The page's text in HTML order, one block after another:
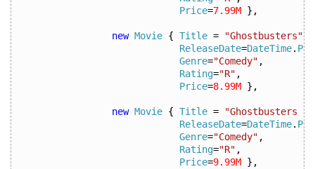
Price=7.99M },
new Movie { Title = "Ghostbusters",
ReleaseDate=DateTime.
Genre="Comedy" ,
Rating="R" ,
Price=8.99M },
new Movie { Title = "Ghostbusters 2"
ReleaseDate=DateTime.
Genre="Comedy" ,
Rating="R" ,
Price=9.99M },